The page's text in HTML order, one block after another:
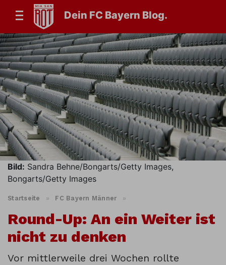
Dein FC Bayern Blog.
Bild: Sandra Behne/Bongarts/Getty Images,
Bongarts/Getty Images
Startseite » FC Bayern Männer »
Round-Up: An ein Weiter ist
nicht zu denken
Vor mittlerweile drei Wochen rollte